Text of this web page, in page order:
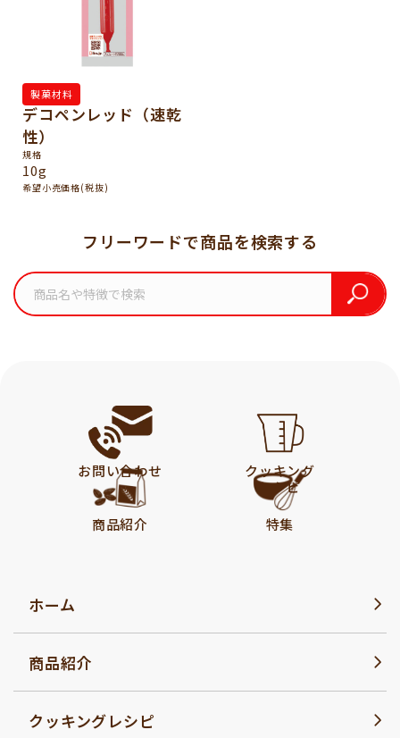
デコペンレッド（速乾
性）
製菓材料
規格
10g
希望小売価格(税抜)
フリーワードで商品を検索する
お問い合わせ
クッキング
レシピ
商品紹介
特集
ホーム
商品紹介
クッキングレシピ